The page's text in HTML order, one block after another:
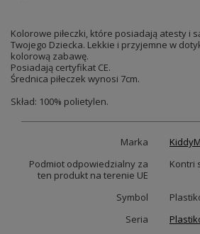
Kolorowe piłeczki, które posiadają atesty i
Twojego Dziecka. Lekkie i przyjemne w
kolorową zabawę.
Posiadają certyfikat CE.
Średnica piłeczek wynosi 7cm.
Skład: 100% polietylen.
Marka
Podmiot odpowiedzialny za
ten produkt na terenie UE
Kontri
Symbol
Seria